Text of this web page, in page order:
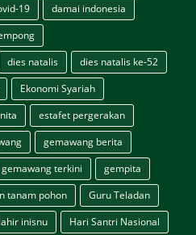
19
damai indonesia
dies natalis
dies natalis ke-52
Ekonomi Syariah
estafet pergerakan
gemawang berita
gemawang terkini
gempita
tanam pohon
Guru Teladan
inisnu
Hari Santri Nasional